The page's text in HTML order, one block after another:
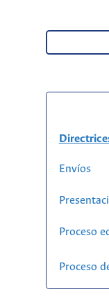
Envíos
Proceso
Proceso